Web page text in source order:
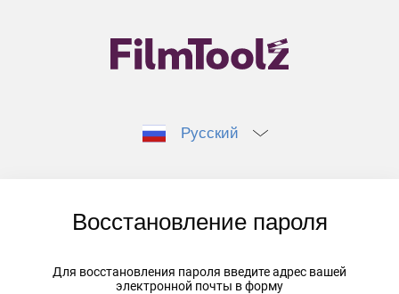
Русский
Восстановление пароля
Для восстановления пароля введите адрес вашей
электронной почты в форму